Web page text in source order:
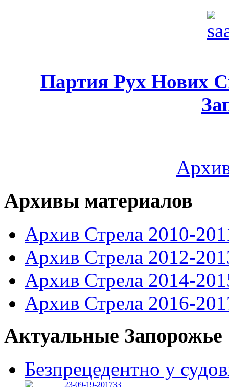
Партия Рух Нових
Архивы материалов
Архив Стрела 2010-
Архив Стрела 2012-
Архив Стрела 2014-
Архив Стрела 2016-
Актуальные Запорожье
Безпрецедентно у